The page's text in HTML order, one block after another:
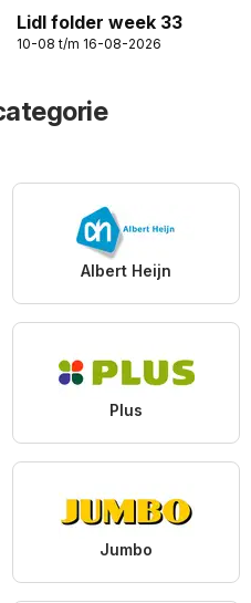
Lidl folder week 33
10-08 t/m 16-08-2026
Albert Heijn
Plus
Jumbo